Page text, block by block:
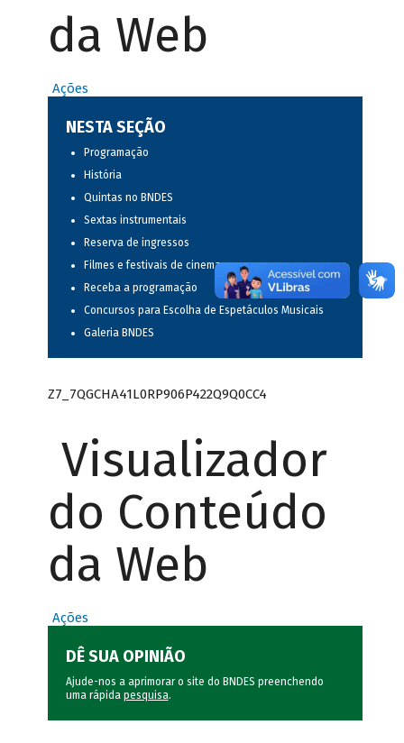
da Web
Ações
NESTA SEÇÃO
Programação
História
Quintas no BNDES
Sextas instrumentais
Reserva de ingressos
Filmes e festivais de cinema
Receba a programação
Concursos para Escolha de Espetáculos Musicais
Galeria BNDES
Z7_7QGCHA41L0RP906P422Q9Q0CC4
Visualizador
do Conteúdo
da Web
Ações
DÊ SUA OPINIÃO
Ajude-nos a aprimorar o site do BNDES preenchendo
uma rápida pesquisa.